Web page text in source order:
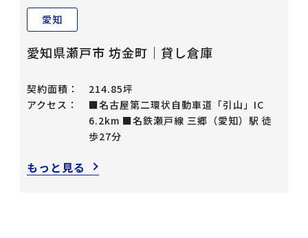
愛知
愛知県瀬戸市 坊金町｜貸し倉庫
契約面積：
214.85坪
アクセス：
■名古屋第二環状自動車道「引山」IC
6.2km ■名鉄瀬戸線 三郷（愛知）駅 徒
歩27分
もっと見る